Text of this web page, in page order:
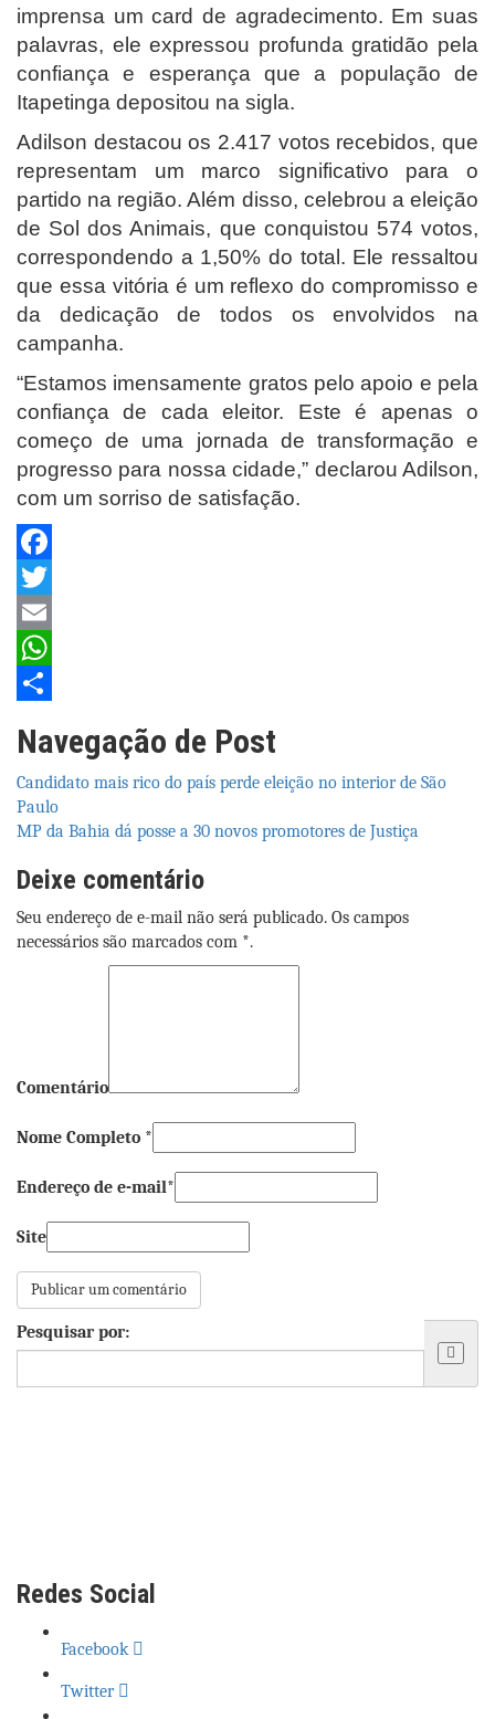
imprensa um card de agradecimento. Em suas
palavras, ele expressou profunda gratidão pela
confiança e esperança que a população de
Itapetinga depositou na sigla.
Adilson destacou os 2.417 votos recebidos, que
representam um marco significativo para o
partido na região. Além disso, celebrou a eleição
de Sol dos Animais, que conquistou 574 votos,
correspondendo a 1,50% do total. Ele ressaltou
que essa vitória é um reflexo do compromisso e
da dedicação de todos os envolvidos na
campanha.
“Estamos imensamente gratos pelo apoio e pela
confiança de cada eleitor. Este é apenas o
começo de uma jornada de transformação e
progresso para nossa cidade,” declarou Adilson,
com um sorriso de satisfação.
Facebook
Twitter
Email
WhatsApp
Navegação de Post
Candidato mais rico do país perde eleição no interior de São
Paulo
MP da Bahia dá posse a 30 novos promotores de Justiça
Deixe comentário
Seu endereço de e-mail não será publicado. Os campos
necessários são marcados com *.
Comentário
Nome Completo *
Endereço de e-mail*
Site
Pesquisar por:
Redes Social
Facebook
Twitter